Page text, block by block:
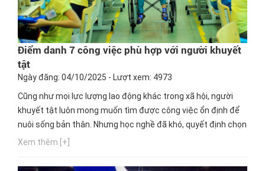
Điểm danh 7 công việc phù hợp với người khuyết
tật
Ngày đăng: 04/10/2025 - Lượt xem: 4973
Cũng như mọi lực lượng lao động khác trong xã hội, người
khuyết tật luôn mong muốn tìm được công việc ổn định để
nuôi sống bản thân. Nhưng học nghề đã khó, quyết định chọn
một nghề thích hợp cho mình lại càng khó hơn. Ngay bây giờ,
Xem thêm [+]